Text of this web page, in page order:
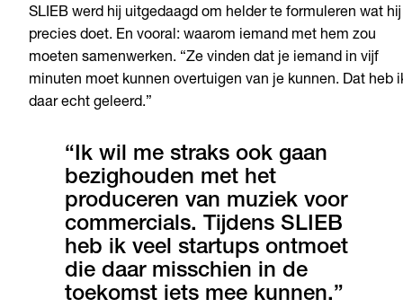
SLIEB werd hij uitgedaagd om helder te formuleren wat hij
precies doet. En vooral: waarom iemand met hem zou
moeten samenwerken. “Ze vinden dat je iemand in vijf
minuten moet kunnen overtuigen van je kunnen. Dat heb
daar echt geleerd.”
“Ik wil me straks ook gaan
bezighouden met het
produceren van muziek voor
commercials. Tijdens SLIEB
heb ik veel startups ontmoet
die daar misschien in de
toekomst iets mee kunnen.”